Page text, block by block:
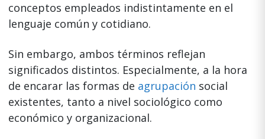
conceptos empleados indistintamente en el
lenguaje común y cotidiano.
Sin embargo, ambos términos reflejan
significados distintos. Especialmente, a la hora
de encarar las formas de agrupación social
existentes, tanto a nivel sociológico como
económico y organizacional.